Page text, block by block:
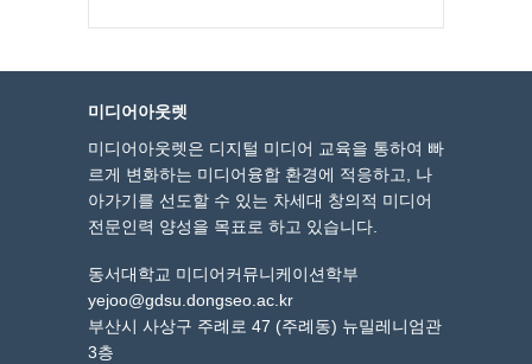
미디어아웃렛
미디어아웃렛은 디지털 미디어 교육을 통하여 빠
르게 변화하는 미디어융합 환경에 적응하고, 나
아가기를 선도할 수 있는 차세대 창의적 미디어
전문인력 양성을 목표로 하고 있습니다.
동서대학교 미디어커뮤니케이션학부
yejoo@gdsu.dongseo.ac.kr
부산시 사상구 주례로 47 (주례동) 뉴밀레니엄관
3층